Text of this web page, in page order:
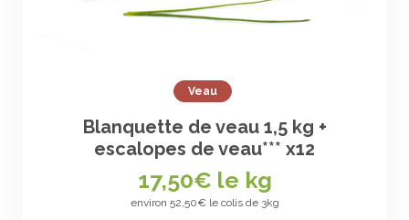
Veau
Blanquette de veau 1,5 kg +
escalopes de veau*** x12
17,50€ le kg
environ 52,50€ le colis de 3kg